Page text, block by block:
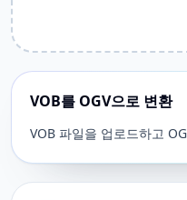
VOB를 OGV으로 변환
VOB 파일을 업로드하고